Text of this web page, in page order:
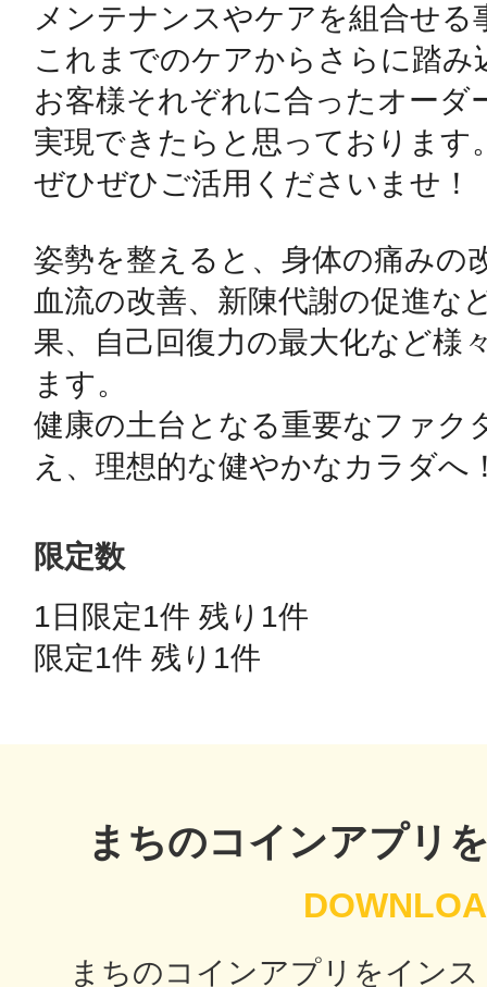
メンテナンスやケアを組合せる
これまでのケアからさらに踏み
お客様それぞれに合ったオーダ
実現できたらと思っております
ぜひぜひご活用くださいませ！
姿勢を整えると、身体の痛みの
血流の改善、新陳代謝の促進な
果、自己回復力の最大化など様
ます。
健康の土台となる重要なファク
限定数
1日限定1件 残り1件
限定1件 残り1件
まちのコインアプリ
まちのコインアプリをイン
生駒
秋葉原
日置
高知市
厚木